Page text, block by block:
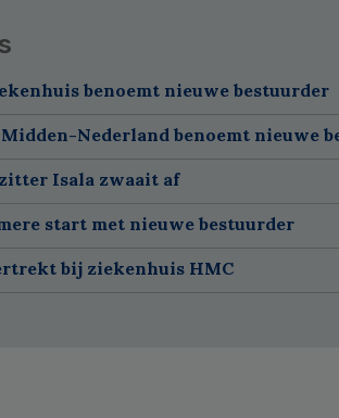
benoemt nieuwe bestuurder
Nederland benoemt nieuwe
Isala zwaait af
start met nieuwe bestuurder
bij ziekenhuis HMC